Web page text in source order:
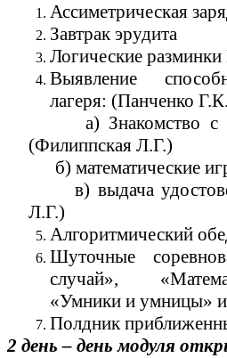
Ассиметрическая
Завтрак эрудита
Логические
Выявление
лагеря: (Панченко
а) Знакомство с
(Филиппская Л.Г.)
б) математические
в) выдача
Л.Г.)
Алгоритмический
Шуточные
случай»,
«Умники и умницы» и
Полдник
2 день – день модуля